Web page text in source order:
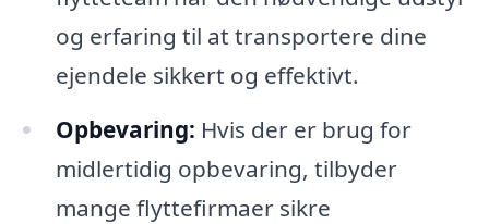
og erfaring til at transportere dine
ejendele sikkert og effektivt.
Opbevaring: Hvis der er brug for
midlertidig opbevaring, tilbyder
mange flyttefirmaer sikre